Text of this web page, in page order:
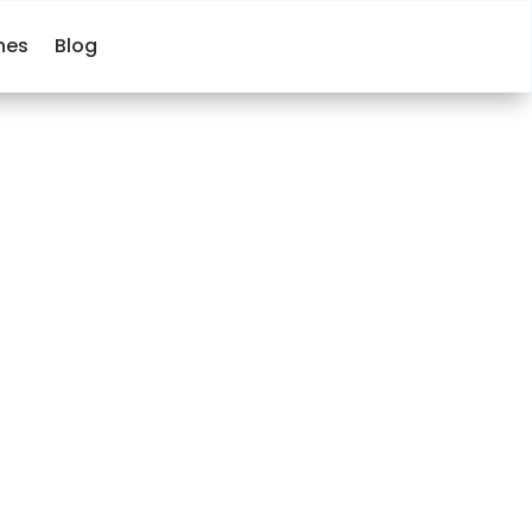
Blog